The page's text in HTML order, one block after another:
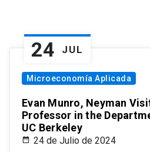
24 JUL
Microeconomía Aplicada
Evan Munro, Neyman
Professor in the
UC Berkeley
24 de Julio de 2024